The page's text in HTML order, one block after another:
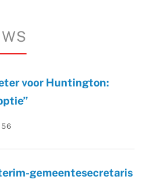
voor Huntington:
gemeentesecretaris